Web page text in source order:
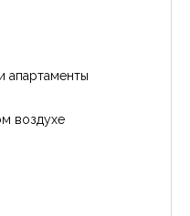
апартаменты
воздухе